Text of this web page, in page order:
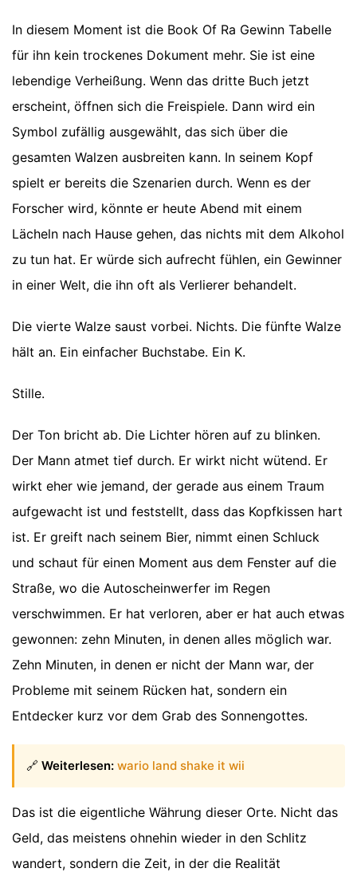
In diesem Moment ist die Book Of Ra Gewinn Tabelle
für ihn kein trockenes Dokument mehr. Sie ist eine
lebendige Verheißung. Wenn das dritte Buch jetzt
erscheint, öffnen sich die Freispiele. Dann wird ein
Symbol zufällig ausgewählt, das sich über die
gesamten Walzen ausbreiten kann. In seinem Kopf
spielt er bereits die Szenarien durch. Wenn es der
Forscher wird, könnte er heute Abend mit einem
Lächeln nach Hause gehen, das nichts mit dem Alkohol
zu tun hat. Er würde sich aufrecht fühlen, ein Gewinner
in einer Welt, die ihn oft als Verlierer behandelt.
Die vierte Walze saust vorbei. Nichts. Die fünfte Walze
hält an. Ein einfacher Buchstabe. Ein K.
Stille.
Der Ton bricht ab. Die Lichter hören auf zu blinken.
Der Mann atmet tief durch. Er wirkt nicht wütend. Er
wirkt eher wie jemand, der gerade aus einem Traum
aufgewacht ist und feststellt, dass das Kopfkissen hart
ist. Er greift nach seinem Bier, nimmt einen Schluck
und schaut für einen Moment aus dem Fenster auf die
Straße, wo die Autoscheinwerfer im Regen
verschwimmen. Er hat verloren, aber er hat auch etwas
gewonnen: zehn Minuten, in denen alles möglich war.
Zehn Minuten, in denen er nicht der Mann war, der
Probleme mit seinem Rücken hat, sondern ein
Entdecker kurz vor dem Grab des Sonnengottes.
🔗 Weiterlesen: wario land shake it wii
Das ist die eigentliche Währung dieser Orte. Nicht das
Geld, das meistens ohnehin wieder in den Schlitz
wandert, sondern die Zeit, in der die Realität